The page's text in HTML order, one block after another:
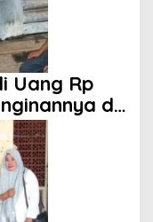
Uang Rp
di